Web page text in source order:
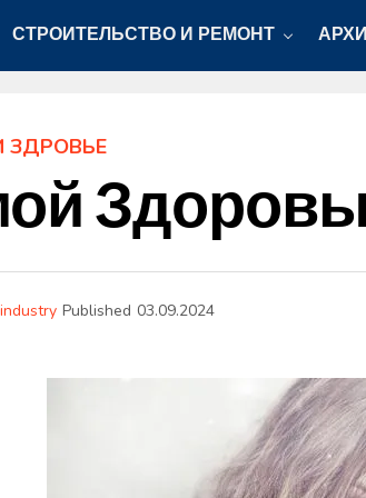
СТРОИТЕЛЬСТВО И РЕМОНТ
ЗДРОВЬЕ
Published 03.09.2024